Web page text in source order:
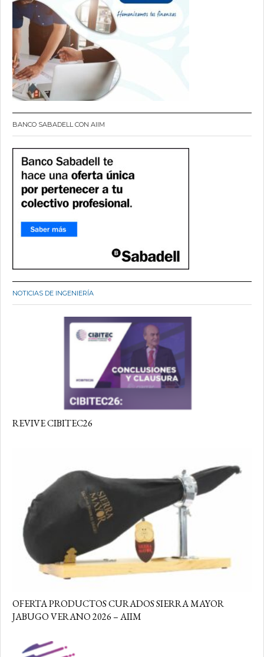
BANCO SABADELL CON AIIM
NOTICIAS DE INGENIERÍA
REVIVE CIBITEC26
OFERTA PRODUCTOS CURADOS SIERRA MAYOR
JABUGO VERANO 2026 – AIIM